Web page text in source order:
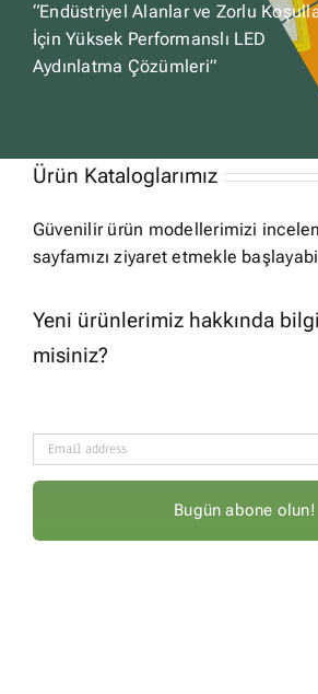
“Endüstriyel Alanlar ve Zorlu
İçin Yüksek Performanslı LED
Aydınlatma Çözümleri”
Ürün Kataloglarımız
Güvenilir ürün modellerimizi
sayfamızı ziyaret etmekle
Yeni ürünlerimiz hakkında
misiniz?
Bugün abone olun!